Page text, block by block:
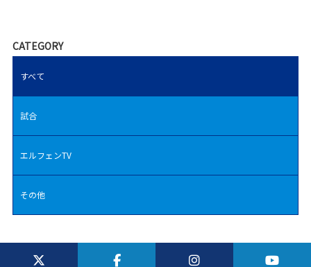
CATEGORY
すべて
試合
エルフェンTV
その他